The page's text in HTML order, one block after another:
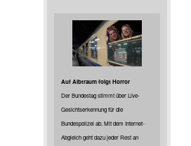
Auf Albtraum folgt Horror
Der Bundestag stimmt über Live-
Gesichtserkennung für die
Bundespolizei ab. Mit dem Internet-
Abgleich geht dazu jeder Rest an